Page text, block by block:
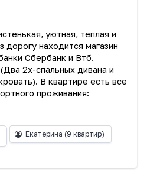
уютная, теплaя и
дорoгу находится магазин
Сбербанк и Втб.
2х-спальных дивана и
В квартире есть все
проживания:
Екатерина (9 квартир)